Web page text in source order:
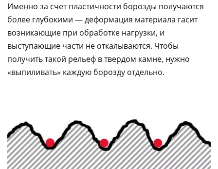
Именно за счет пластичности борозды получаются
более глубокими — деформация материала гасит
возникающие при обработке нагрузки, и
выступающие части не откалываются. Чтобы
получить такой рельеф в твердом камне, нужно
«выпиливать» каждую борозду отдельно.